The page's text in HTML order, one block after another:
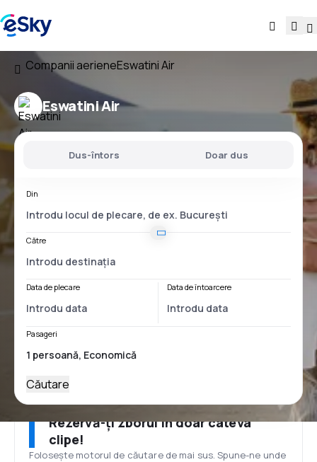
Companii aerieneEswatini Air
Eswatini Air
Dus-întors Doar dus
Din
Către
Data de plecare Data de întoarcere
Pasageri
Căutare
Rezervă-ți zborul în doar câteva
clipe!
Folosește motorul de căutare de mai sus. Spune-ne unde